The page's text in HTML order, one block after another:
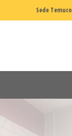
Sede Temuco